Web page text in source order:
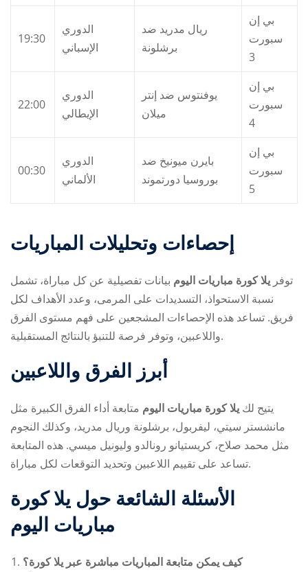
19:30
الدوري
الإسباني
ريال مدريد ضد
برشلونة
بي إن
سبورت
3
22:00
الدوري
الإيطالي
يوفنتوس ضد إنتر
ميلان
بي إن
سبورت
4
00:30
الدوري
الألماني
بايرن ميونيخ ضد
بوروسيا دورتموند
بي إن
سبورت
5
إحصاءات وتحليلات المباريات
توفر يلا كورة مباريات اليوم بيانات تفصيلية عن كل مباراة، تشمل
نسبة الاستحواذ، التسديدات على المرمى، وعدد الأهداف لكل
فريق. تساعد هذه الإحصاءات المشجعين على فهم مستوى الفرق
واللاعبين، وتوفر فرصة للتنبؤ بالنتائج المستقبلية.
أبرز الفرق واللاعبين
يتيح لك يلا كورة مباريات اليوم متابعة أداء الفرق الكبيرة مثل
مانشستر سيتي، ليفربول، برشلونة وريال مدريد، وكذلك النجوم
مثل محمد صلاح، كريستيانو رونالدو وليونيل ميسي. هذه المتابعة
تساعد على تقييم اللاعبين وتحديد التوقعات لكل مباراة.
الأسئلة الشائعة حول يلا كورة
مباريات اليوم
كيف يمكن متابعة المباريات مباشرة عبر يلا كورة؟